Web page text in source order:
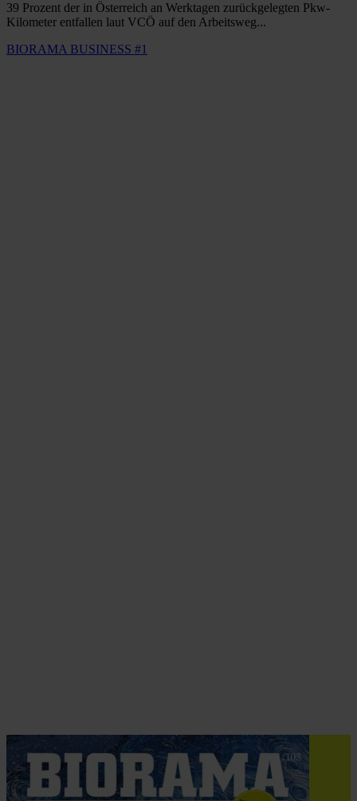
39 Prozent der in Österreich an Werktagen zurückgelegten Pkw-
Kilometer entfallen laut VCÖ auf den Arbeitsweg...
BIORAMA BUSINESS #1